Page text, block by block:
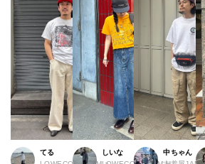
てる
しいな
中ちゃん